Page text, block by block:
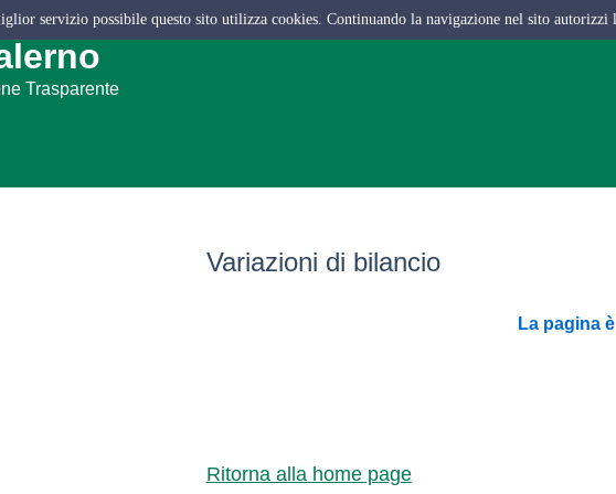
Trasparente
Variazioni di bilancio
La pagina
Ritorna alla home page
servizio possibile questo sito utilizza cookies. Continuando la navigazione nel sito autorizzi